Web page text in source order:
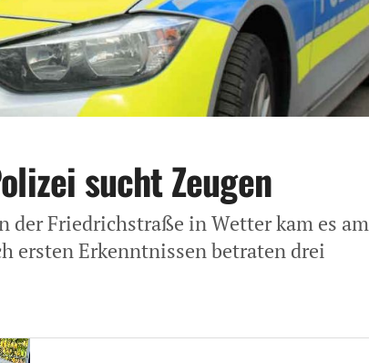
sucht Zeugen
der Friedrichstraße in Wetter kam es am
ersten Erkenntnissen betraten drei